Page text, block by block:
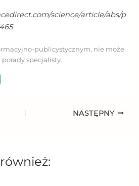
science/article/abs/p
publicystycznym, nie może
specjalisty.
NASTĘPNY